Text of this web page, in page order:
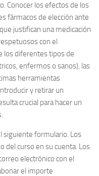
Conocer los efectos de los
fármacos de elección ante
justifican una medicación
con el
los diferentes tipos de
enfermos o sanos), las
herramientas
y retirar un
crucial para hacer un
siguiente formulario. Los
del curso en su cuenta. Los
electrónico con el
el importe